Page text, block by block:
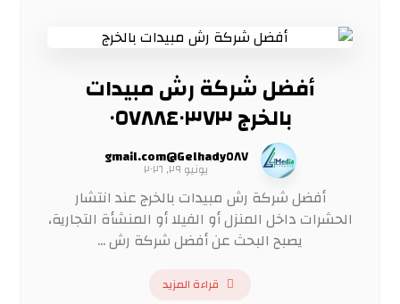
أفضل شركة رش مبيدات
بالخرج ٠٥٧٨٨٤٠٣٧٣
Gelhady٥٨٧@gmail.com
يونيو ٢٩, ٢٠٢٦
أفضل شركة رش مبيدات بالخرج عند انتشار
الحشرات داخل المنزل أو الفيلا أو المنشأة التجارية،
يصبح البحث عن أفضل شركة رش ...
قراءة المزيد